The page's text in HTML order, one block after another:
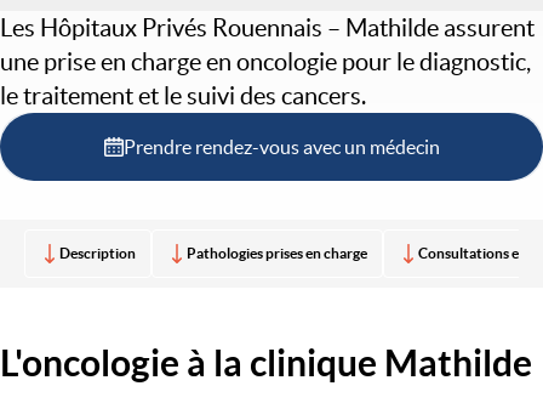
Les Hôpitaux Privés Rouennais – Mathilde assurent
une prise en charge en oncologie pour le diagnostic,
le traitement et le suivi des cancers.
Prendre rendez-vous avec un médecin
Description Pathologies prises en charge Consultations et
L'oncologie à la clinique Mathilde